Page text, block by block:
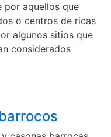
por aquellos que
o centros de ricas
algunos sitios que
considerados